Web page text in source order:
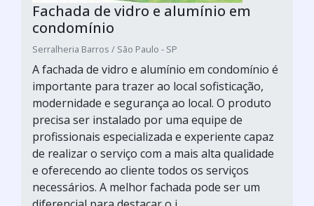
Fachada de vidro e alumínio em
condomínio
Serralheria Barros / São Paulo - SP
A fachada de vidro e alumínio em condomínio é
importante para trazer ao local sofisticação,
modernidade e segurança ao local. O produto
precisa ser instalado por uma equipe de
profissionais especializada e experiente capaz
de realizar o serviço com a mais alta qualidade
e oferecendo ao cliente todos os serviços
necessários. A melhor fachada pode ser um